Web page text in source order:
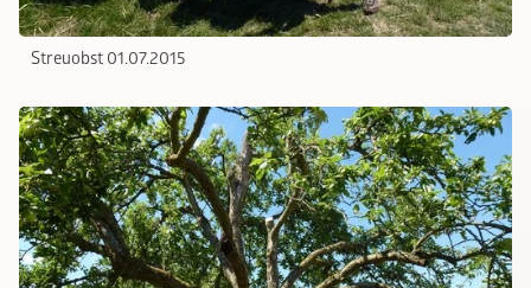
Streuobst 01.07.2015